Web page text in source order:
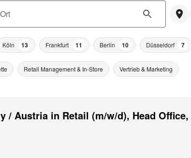
Ort
Köln 13 Frankfurt 11 Berlin 10 Düsseldorf 7
Retail Management & In-Store Vertrieb & Marketing
/ Austria in Retail (m/w/d), Head Office,